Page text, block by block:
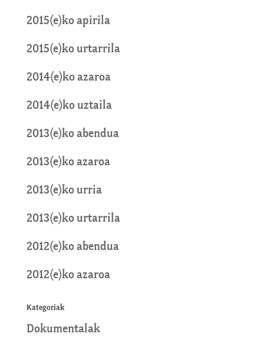
2015(e)ko apirila
2015(e)ko urtarrila
2014(e)ko azaroa
2014(e)ko uztaila
2013(e)ko abendua
2013(e)ko azaroa
2013(e)ko urria
2013(e)ko urtarrila
2012(e)ko abendua
2012(e)ko azaroa
Kategoriak
Dokumentalak